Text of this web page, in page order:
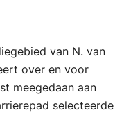
van N. van
over en voor
meegedaan aan
selecteerde